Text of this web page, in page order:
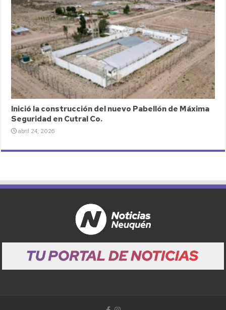
Inició la construcción del nuevo Pabellón de Máxima
Seguridad en Cutral Co.
abril 24, 2026